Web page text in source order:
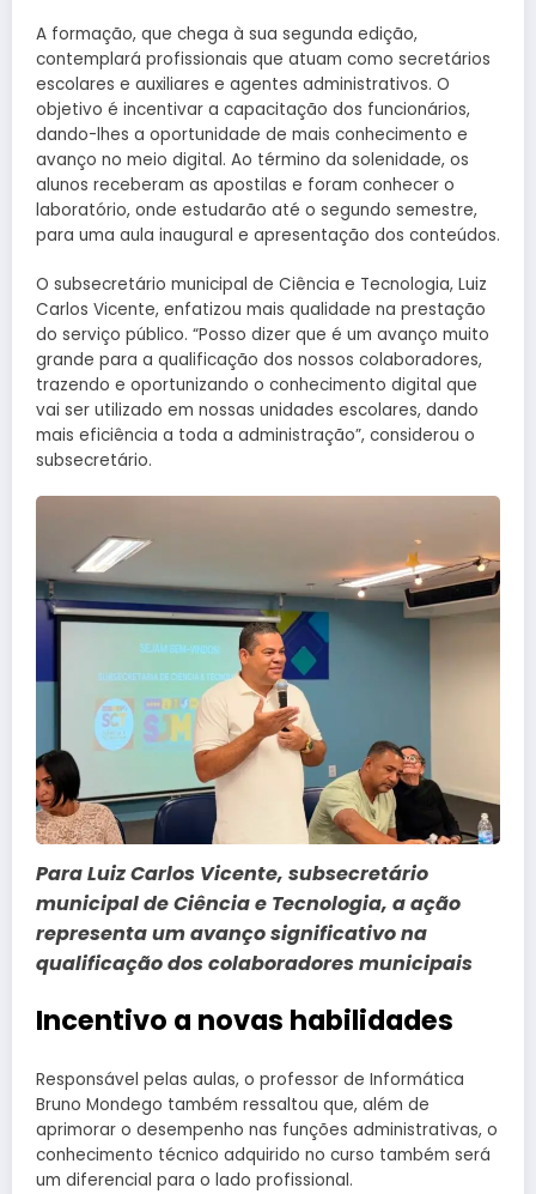
A formação, que chega à sua segunda edição,
contemplará profissionais que atuam como secretários
escolares e auxiliares e agentes administrativos. O
objetivo é incentivar a capacitação dos funcionários,
dando-lhes a oportunidade de mais conhecimento e
avanço no meio digital. Ao término da solenidade, os
alunos receberam as apostilas e foram conhecer o
laboratório, onde estudarão até o segundo semestre,
para uma aula inaugural e apresentação dos conteúdos.
O subsecretário municipal de Ciência e Tecnologia, Luiz
Carlos Vicente, enfatizou mais qualidade na prestação
do serviço público. “Posso dizer que é um avanço muito
grande para a qualificação dos nossos colaboradores,
trazendo e oportunizando o conhecimento digital que
vai ser utilizado em nossas unidades escolares, dando
mais eficiência a toda a administração”, considerou o
subsecretário.
Para Luiz Carlos Vicente, subsecretário
municipal de Ciência e Tecnologia, a ação
representa um avanço significativo na
qualificação dos colaboradores municipais
Incentivo a novas habilidades
Responsável pelas aulas, o professor de Informática
Bruno Mondego também ressaltou que, além de
aprimorar o desempenho nas funções administrativas, o
conhecimento técnico adquirido no curso também será
um diferencial para o lado profissional.